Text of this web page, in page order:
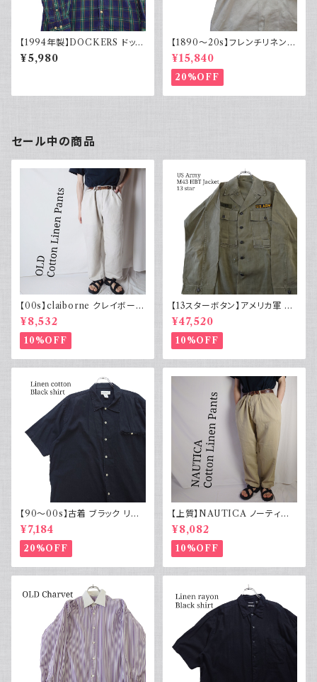
【1994年製】DOCKERS ドッカ
ーズ チェックシャツ ボタンダウ
ン 古着 アメカジ リーバイス 長
¥5,980
【1890～20s】フレンチリネンス
モック アンティーク ノーカラー
イカ胸
¥15,840
20%OFF
セール中の商品
【00s】claiborne クレイボーン
リネンコットンパンツ ツータック
¥8,532
10%OFF
【13スターボタン】アメリカ軍 M
43 HBT ジャケット パッチ 軍物
実物
¥47,520
10%OFF
【90～00s】古着 ブラック リネ
ンコットンシャツ 黒 ボックスシ
ルエット
¥7,184
20%OFF
【上質】NAUTICA ノーティカ
コットンリネンパンツ ツータック
¥8,082
10%OFF